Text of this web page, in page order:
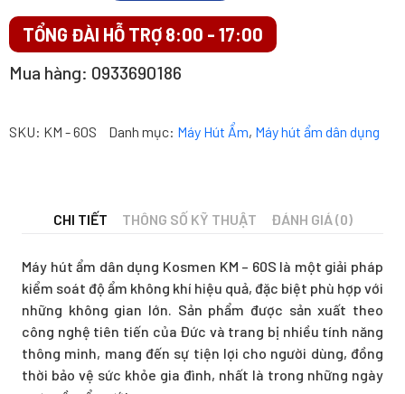
dụng
Kosmen
KM
-
lượng
TỔNG ĐÀI HỖ TRỢ 8:00 - 17:00
Mua hàng: 0933690186
SKU: KM - 60S Danh mục: Máy Hút Ẩm, Máy hút ẩm dân dụng
CHI TIẾT THÔNG SỐ KỸ THUẬT ĐÁNH GIÁ (0)
Máy hút ẩm dân dụng Kosmen KM – 60S là một giải pháp
kiểm soát độ ẩm không khí hiệu quả, đặc biệt phù hợp với
những không gian lớn. Sản phẩm được sản xuất theo
công nghệ tiên tiến của Đức và trang bị nhiều tính năng
thông minh, mang đến sự tiện lợi cho người dùng, đồng
thời bảo vệ sức khỏe gia đình, nhất là trong những ngày